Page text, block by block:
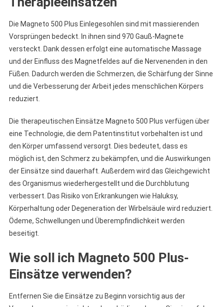
Die Magneto 500 Plus Einlegesohlen sind mit massierenden
Vorsprüngen bedeckt. In ihnen sind 970 Gauß-Magnete
versteckt. Dank dessen erfolgt eine automatische Massage
und der Einfluss des Magnetfeldes auf die Nervenenden in den
Füßen. Dadurch werden die Schmerzen, die Schärfung der Sinne
und die Verbesserung der Arbeit jedes menschlichen Körpers
reduziert.
Die therapeutischen Einsätze Magneto 500 Plus verfügen über
eine Technologie, die dem Patentinstitut vorbehalten ist und
den Körper umfassend versorgt. Dies bedeutet, dass es
möglich ist, den Schmerz zu bekämpfen, und die Auswirkungen
der Einsätze sind dauerhaft. Außerdem wird das Gleichgewicht
des Organismus wiederhergestellt und die Durchblutung
verbessert. Das Risiko von Erkrankungen wie Haluksy,
Körperhaltung oder Degeneration der Wirbelsäule wird reduziert.
Ödeme, Schwellungen und Überempfindlichkeit werden
beseitigt.
Wie soll ich Magneto 500 Plus-
Einsätze verwenden?
Entfernen Sie die Einsätze zu Beginn vorsichtig aus der